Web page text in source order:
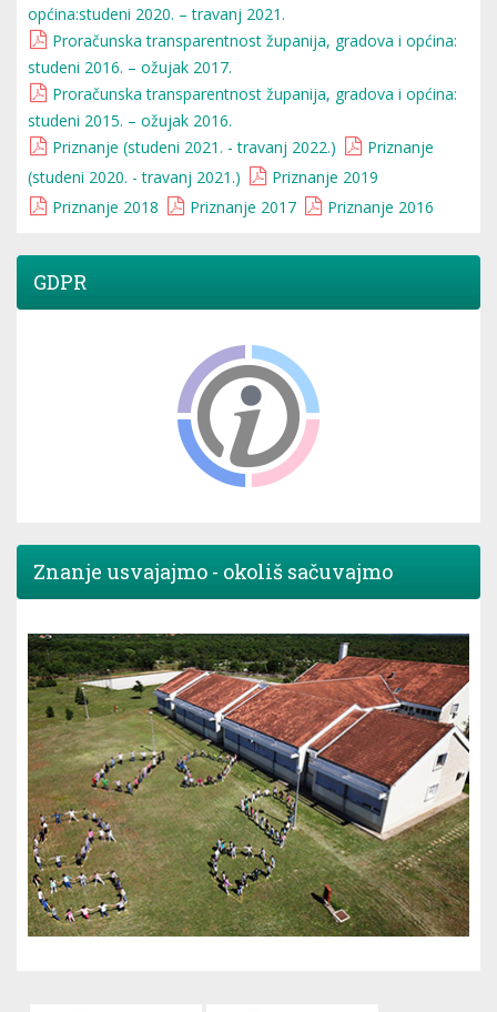
općina:studeni 2020. – travanj 2021.
Proračunska transparentnost županija, gradova i općina:
studeni 2016. – ožujak 2017.
Proračunska transparentnost županija, gradova i općina:
studeni 2015. – ožujak 2016.
Priznanje (studeni 2021. - travanj 2022.)
Priznanje
(studeni 2020. - travanj 2021.)
Priznanje 2019
Priznanje 2018
Priznanje 2017 Priznanje 2016
GDPR
Znanje usvajajmo - okoliš sačuvajmo